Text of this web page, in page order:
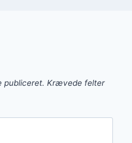
publiceret. Krævede felter